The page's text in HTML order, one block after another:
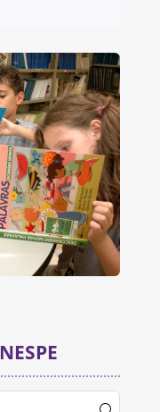
NESPE